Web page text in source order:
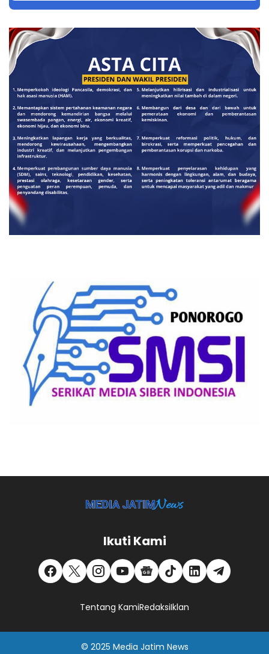
Ikuti Kami
Tentang KamiRedaksiIklan
© 2025 Media Jatim News